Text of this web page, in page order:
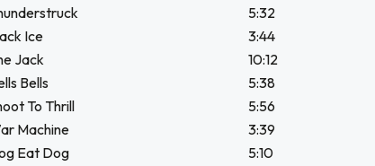
5:32
Ice
3:44
Jack
10:12
Bells
5:38
To Thrill
5:56
Machine
3:39
Eat Dog
5:10